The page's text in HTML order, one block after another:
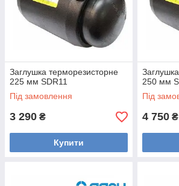
Заглушка терморезисторне
225 мм SDR11
Під замовлення
3 290 ₴
Купити
250 мм
Під
4 750 ₴